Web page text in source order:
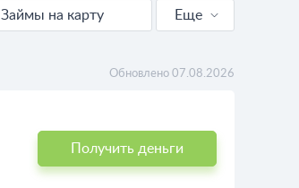
Займы на карту
Еще
Обновлено 07.08.2026
Получить деньги